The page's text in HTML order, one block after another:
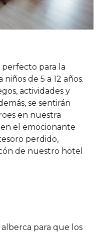
para la
de 5 a 12 años.
actividades y
se sentirán
en nuestra
el emocionante
perdido,
de nuestro hotel
para que los